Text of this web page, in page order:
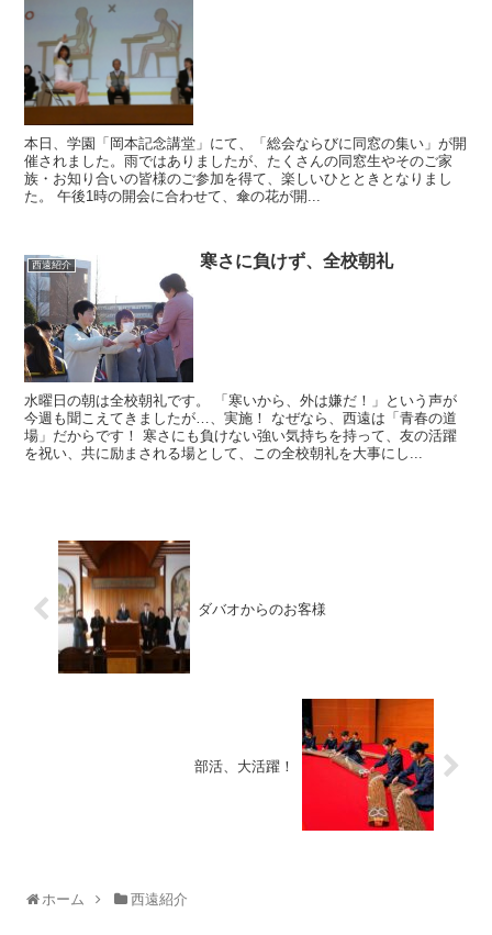
本日、学園「岡本記念講堂」にて、「総会ならびに同窓の集い」が開
催されました。雨ではありましたが、たくさんの同窓生やそのご家
族・お知り合いの皆様のご参加を得て、楽しいひとときとなりまし
た。 午後1時の開会に合わせて、傘の花が開...
西遠紹介 寒さに負けず、全校朝礼
水曜日の朝は全校朝礼です。 「寒いから、外は嫌だ！」という声が
今週も聞こえてきましたが…、実施！ なぜなら、西遠は「青春の道
場」だからです！ 寒さにも負けない強い気持ちを持って、友の活躍
を祝い、共に励まされる場として、この全校朝礼を大事にし...
ダバオからのお客様
部活、大活躍！
ホーム 西遠紹介